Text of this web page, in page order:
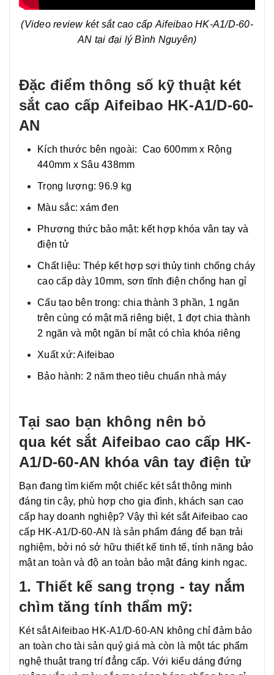
(Video review két sắt cao cấp Aifeibao HK-A1/D-60-
AN tại đại lý Bình Nguyên)
Đặc điểm thông số kỹ thuật két
sắt cao cấp Aifeibao HK-A1/D-60-
AN
Kích thước bên ngoài: Cao 600mm x Rộng
440mm x Sâu 438mm
Trọng lượng: 96.9 kg
Màu sắc: xám đen
Phương thức bảo mật: kết hợp khóa vân tay và
điện tử
Chất liệu: Thép kết hợp sợi thủy tinh chống cháy
cao cấp dày 10mm, sơn tĩnh điện chống han gỉ
Cấu tạo bên trong: chia thành 3 phần, 1 ngăn
trên cùng có mật mã riêng biệt, 1 đợt chia thành
2 ngăn và một ngăn bí mật có chìa khóa riêng
Xuất xứ: Aifeibao
Bảo hành: 2 năm theo tiêu chuẩn nhà máy
Tại sao bạn không nên bỏ
qua két sắt Aifeibao cao cấp HK-
A1/D-60-AN khóa vân tay điện tử
Bạn đang tìm kiếm một chiếc két sắt thông minh
đáng tin cậy, phù hợp cho gia đình, khách sạn cao
cấp hay doanh nghiệp? Vậy thì két sắt Aifeibao cao
cấp HK-A1/D-60-AN là sản phẩm đáng để bạn trải
nghiệm, bởi nó sở hữu thiết kế tinh tế, tính năng bảo
mật an toàn và độ an toàn bảo mật đáng kinh ngạc.
1. Thiết kế sang trọng - tay nắm
chìm tăng tính thẩm mỹ:
Két sắt Aifeibao HK-A1/D-60-AN không chỉ đảm bảo
an toàn cho tài sản quý giá mà còn là một tác phẩm
nghệ thuật trang trí đẳng cấp. Với kiểu dáng đứng